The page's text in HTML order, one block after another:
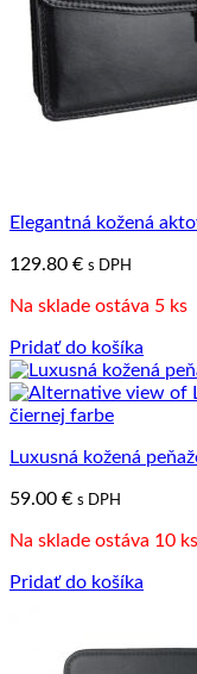
Elegantná kožená
129.80 € s DPH
Na sklade ostáva 5 ks
Pridať do košíka
Luxusná kožená
59.00 € s DPH
Na sklade ostáva 10 ks
Pridať do košíka